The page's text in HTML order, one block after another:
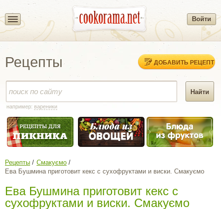
Войти
Рецепты ДОБАВИТЬ РЕЦЕПТ
например: вареники
Рецепты
Смакуємо
Ева Бушмина приготовит кекс с сухофруктами и виски. Смакуємо
Ева Бушмина приготовит кекс с
сухофруктами и виски. Смакуємо